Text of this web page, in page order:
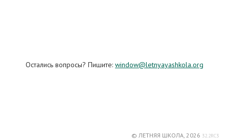
Остались вопросы? Пишите: window@letnyayashkola.org
© ЛЕТНЯЯ ШКОЛА, 2026 32.2RC3